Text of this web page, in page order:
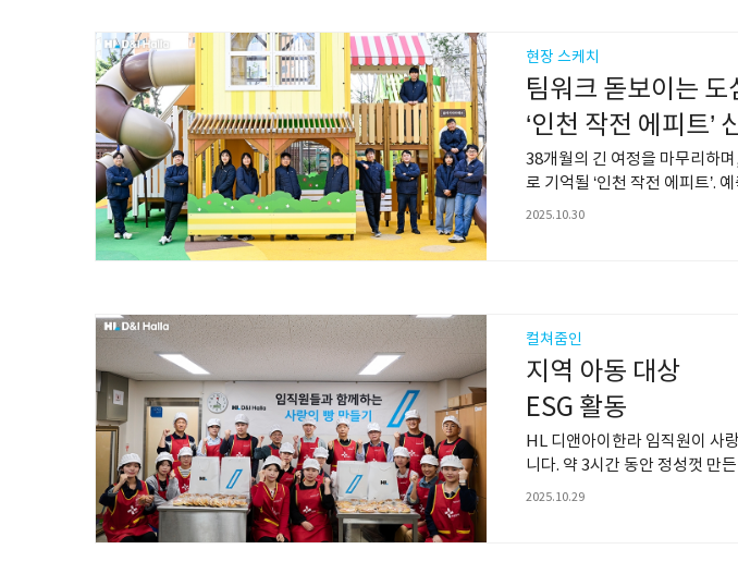
현장 스케치
팀워크 돋보이는 도
‘인천 작전 에피트’
38개월의 긴 여정을 마무리하
로 기억될 ‘인천 작전 에피트’.
2025.10.30
컬쳐줌인
지역 아동 대상
ESG 활동
HL 디앤아이한라 임직원이 사
니다. 약 3시간 동안 정성껏 만
2025.10.29